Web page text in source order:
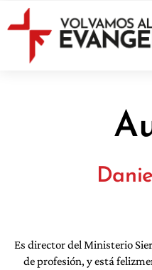
Es director del Ministerio
de profesión, y está